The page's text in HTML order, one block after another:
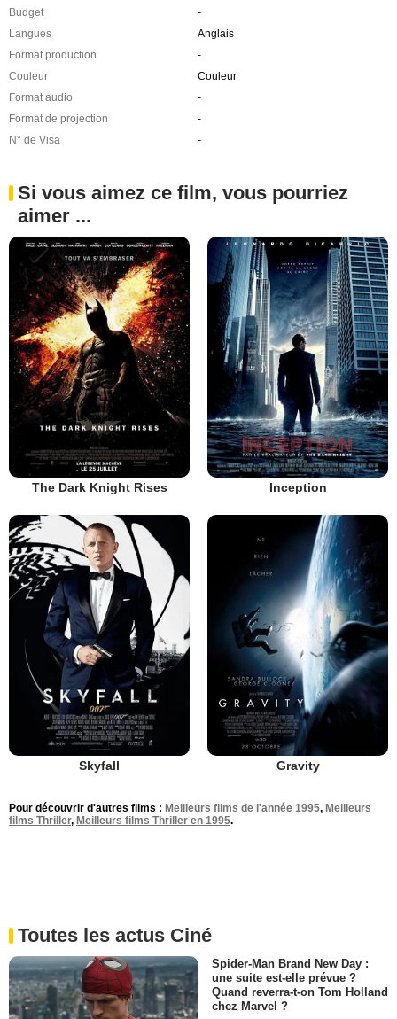
Budget
-
Langues
Anglais
Format production
-
Couleur
Couleur
Format audio
-
Format de projection
-
N° de Visa
-
Si vous aimez ce film, vous pourriez
aimer ...
The Dark Knight Rises Inception
Skyfall Gravity
Pour découvrir d'autres films : Meilleurs films de l'année 1995, Meilleurs
films Thriller, Meilleurs films Thriller en 1995.
Toutes les actus Ciné
Spider-Man Brand New Day :
une suite est-elle prévue ?
Quand reverra-t-on Tom Holland
chez Marvel ?